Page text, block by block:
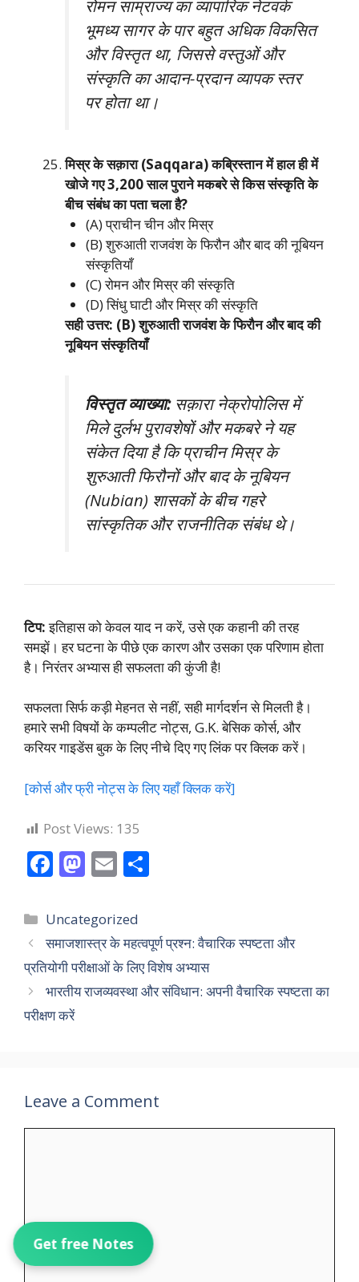
Get free Notes
रोमन साम्राज्य का व्यापारिक नेटवर्क
भूमध्य सागर के पार बहुत अधिक विकसित
और विस्तृत था, जिससे वस्तुओं और
संस्कृति का आदान-प्रदान व्यापक स्तर
पर होता था।
मिस्र के सक़ारा (Saqqara) कब्रिस्तान में हाल ही में
खोजे गए 3,200 साल पुराने मकबरे से किस संस्कृति के
बीच संबंध का पता चला है?
(A) प्राचीन चीन और मिस्र
(B) शुरुआती राजवंश के फिरौन और बाद की नूबियन
संस्कृतियाँ
(C) रोमन और मिस्र की संस्कृति
(D) सिंधु घाटी और मिस्र की संस्कृति
सही उत्तर: (B) शुरुआती राजवंश के फिरौन और बाद की
नूबियन संस्कृतियाँ
विस्तृत व्याख्या:सक़ारा नेक्रोपोलिस में
मिले दुर्लभ पुरावशेषों और मकबरे ने यह
संकेत दिया है कि प्राचीन मिस्र के
शुरुआती फिरौनों और बाद के नूबियन
(Nubian) शासकों के बीच गहरे
सांस्कृतिक और राजनीतिक संबंध थे।
टिप:इतिहास को केवल याद न करें, उसे एक कहानी की तरह
समझें। हर घटना के पीछे एक कारण और उसका एक परिणाम होता
है। निरंतर अभ्यास ही सफलता की कुंजी है!
सफलता सिर्फ कड़ी मेहनत से नहीं, सही मार्गदर्शन से मिलती है।
हमारे सभी विषयों के कम्पलीट नोट्स, G.K. बेसिक कोर्स, और
करियर गाइडेंस बुक के लिए नीचे दिए गए लिंक पर क्लिक करें।
[कोर्स और फ्री नोट्स के लिए यहाँ क्लिक करें]
Post Views: 135
F
e
b
o
o
k
M
to
d
o
n
E
ai
l e
Categories
Uncategorized
समाजशास्त्र के महत्वपूर्ण प्रश्न: वैचारिक स्पष्टता और
प्रतियोगी परीक्षाओं के लिए विशेष अभ्यास
भारतीय राजव्यवस्था और संविधान: अपनी वैचारिक स्पष्टता का
परीक्षण करें
Leave a Comment